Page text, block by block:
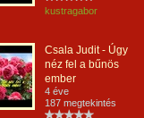
kustragabor
Csala Judit - Úgy
néz fel a bűnös
ember
4 éve
187 megtekintés